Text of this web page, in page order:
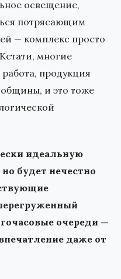
освещение,
потрясающим
— комплекс просто
многие
продукция
и это тоже
идеальную
будет нечестно
очереди —
даже от